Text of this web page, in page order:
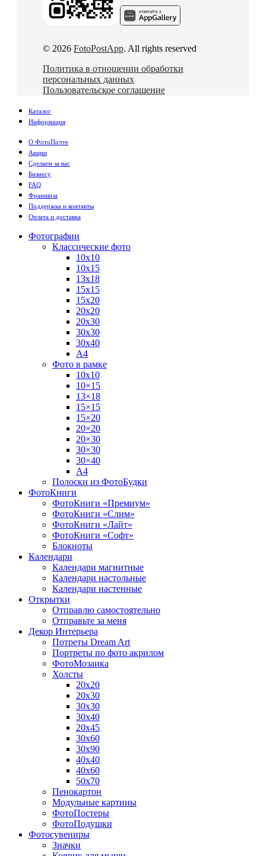
© 2026 FotoPostApp. All rights reserved
Политика в отношении обработки
персональных данных
Пользовательское соглашение
Каталог
Информация
О ФотоПочте
Акции
Сделаем за вас
Бизнесу
FAQ
Франшиза
Поддержка и контакты
Оплата и доставка
Фотографии
Классические фото
10х10
10х15
13х18
15х15
15х20
20х20
20х30
30х30
30х40
А4
Фото в рамке
10х10
10×15
13×18
15×15
15×20
20×20
20×30
30×30
30×40
A4
Полоски из ФотоБудки
ФотоКниги
ФотоКниги «Премиум»
ФотоКниги «Слим»
ФотоКниги «Лайт»
ФотоКниги «Софт»
Блокноты
Календари
Календари магнитные
Календари настольные
Календари настенные
Открытки
Отправлю самостоятельно
Отправьте за меня
Декор Интерьера
Потреты Dream Art
Портреты по фото акрилом
ФотоМозаика
Холсты
20х20
20х30
30х30
30х40
20х45
30х60
30х90
40х40
40х60
50х70
Пенокартон
Модульные картины
ФотоПостеры
ФотоПодушки
Фотоcувениры
Значки